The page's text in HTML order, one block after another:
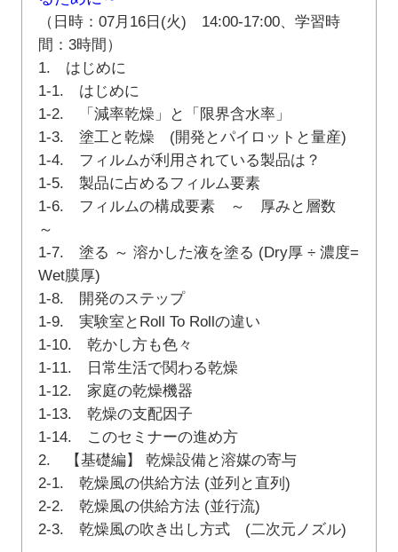
（日時：07月16日(火) 14:00-17:00、学習時
間：3時間）
1. はじめに
1-1. はじめに
1-2. 「減率乾燥」と「限界含水率」
1-3. 塗工と乾燥 (開発とパイロットと量産)
1-4. フィルムが利用されている製品は？
1-5. 製品に占めるフィルム要素
1-6. フィルムの構成要素 ～ 厚みと層数
～
1-7. 塗る ～ 溶かした液を塗る (Dry厚 ÷ 濃度=
Wet膜厚)
1-8. 開発のステップ
1-9. 実験室とRoll To Rollの違い
1-10. 乾かし方も色々
1-11. 日常生活で関わる乾燥
1-12. 家庭の乾燥機器
1-13. 乾燥の支配因子
1-14. このセミナーの進め方
2. 【基礎編】 乾燥設備と溶媒の寄与
2-1. 乾燥風の供給方法 (並列と直列)
2-2. 乾燥風の供給方法 (並行流)
2-3. 乾燥風の吹き出し方式 (二次元ノズル)